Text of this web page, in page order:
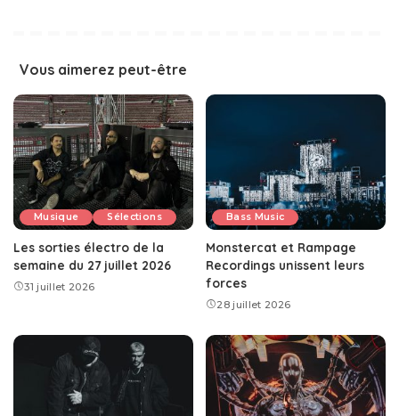
Vous aimerez peut-être
Musique Sélections
Les sorties électro de la
semaine du 27 juillet 2026
31 juillet 2026
Bass Music
Monstercat et Rampage
Recordings unissent leurs
forces
28 juillet 2026